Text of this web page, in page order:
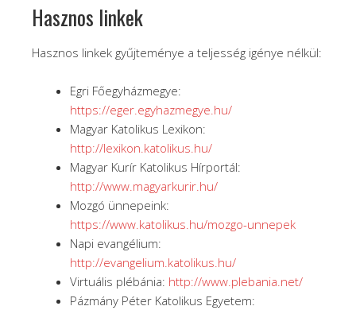
Hasznos linkek
Hasznos linkek gyűjteménye a teljesség igénye nélkül:
Egri Főegyházmegye:
https://eger.egyhazmegye.hu/
Magyar Katolikus Lexikon:
http://lexikon.katolikus.hu/
Magyar Kurír Katolikus Hírportál:
http://www.magyarkurir.hu/
Mozgó ünnepeink:
https://www.katolikus.hu/mozgo-unnepek
Napi evangélium:
http://evangelium.katolikus.hu/
Virtuális plébánia: http://www.plebania.net/
Pázmány Péter Katolikus Egyetem: